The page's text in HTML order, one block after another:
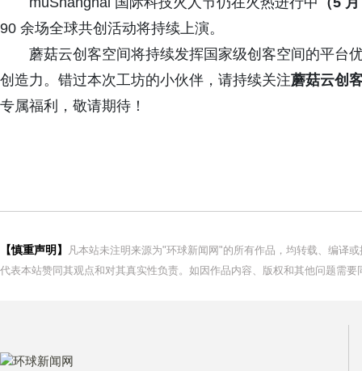
90 余场全球共创活动将持续上演。
蘑菇云创客空间将持续发挥国家级创客空间的平台
创造力。错过本次工坊的小伙伴，请持续关注蘑菇云创
专属福利，敬请期待！
【慎重声明】
凡本站未注明来源为"环球新闻网"的所有作品，均转载、编译
代表本站赞同其观点和对其真实性负责。如因作品内容、版权和其他问题需